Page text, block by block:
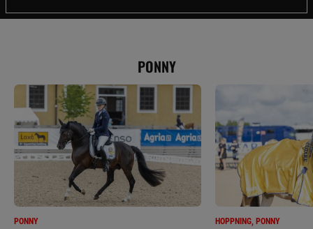
PONNY
PONNY HOPPNING, PONNY